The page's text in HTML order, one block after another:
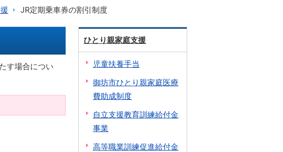
JR定期乗車券の割引制度
す場合につい
ひとり親家庭支援
児童扶養手当
御坊市ひとり親家庭医療
費助成制度
自立支援教育訓練給付金
事業
高等職業訓練促進給付金